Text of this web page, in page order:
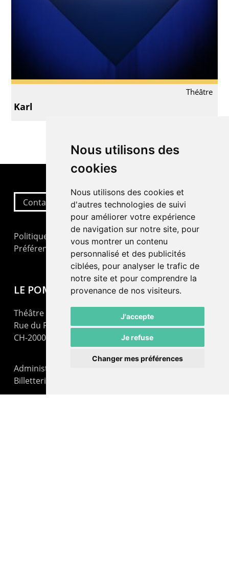
Nous utilisons des
cookies
Nous utilisons des cookies et
d'autres technologies de suivi
pour améliorer votre expérience
de navigation sur notre site, pour
vous montrer un contenu
personnalisé et des publicités
ciblées, pour analyser le trafic de
notre site et pour comprendre la
provenance de nos visiteurs.
J'accepte
Je refuse
Changer mes préférences
Théâtre
Karl
Contactez-nous
Politique de confidentialité
Préférences cookies
LE POMMIER
Théâtre – Centre Culturel Neuchâtelois
Rue du Pommier 9
CH-2000 Neuchâtel
Administration : +41 32 725 03 03
Billetterie : +41 32 725 05 05